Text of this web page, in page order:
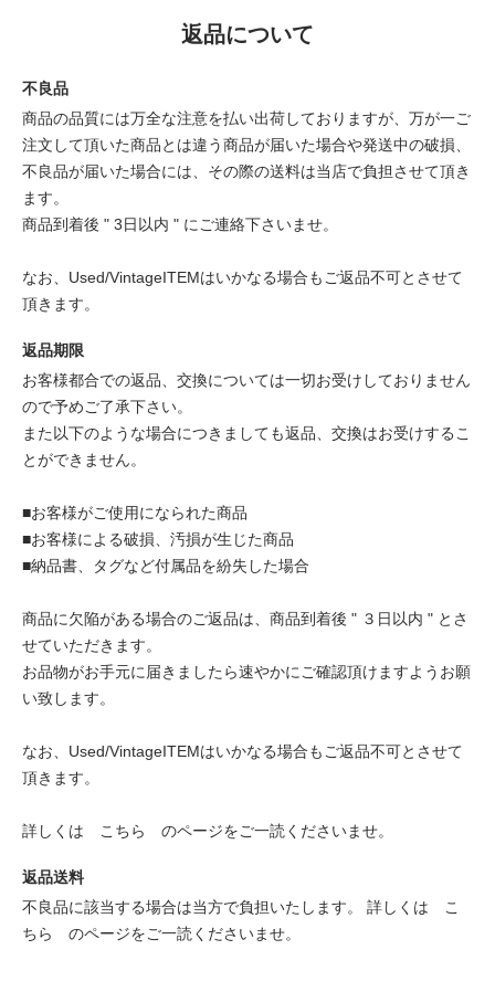
返品について
不良品
商品の品質には万全な注意を払い出荷しておりますが、万が一ご
注文して頂いた商品とは違う商品が届いた場合や発送中の破損、
不良品が届いた場合には、その際の送料は当店で負担させて頂き
ます。
商品到着後 " 3日以内 " にご連絡下さいませ。
なお、Used/VintageITEMはいかなる場合もご返品不可とさせて
頂きます。
返品期限
お客様都合での返品、交換については一切お受けしておりません
ので予めご了承下さい。
また以下のような場合につきましても返品、交換はお受けするこ
とができません。
■お客様がご使用になられた商品
■お客様による破損、汚損が生じた商品
■納品書、タグなど付属品を紛失した場合
商品に欠陥がある場合のご返品は、商品到着後 " ３日以内 " とさ
せていただきます。
お品物がお手元に届きましたら速やかにご確認頂けますようお願
い致します。
なお、Used/VintageITEMはいかなる場合もご返品不可とさせて
頂きます。
詳しくは こちら のページをご一読くださいませ。
返品送料
不良品に該当する場合は当方で負担いたします。 詳しくは
こ
ちら
のページをご一読くださいませ。